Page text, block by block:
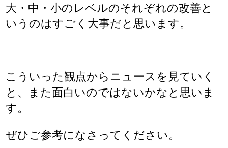
大・中・小のレベルのそれぞれの改善と
いうのはすごく大事だと思います。
こういった観点からニュースを見ていく
と、また面白いのではないかなと思いま
す。
ぜひご参考になさってください。